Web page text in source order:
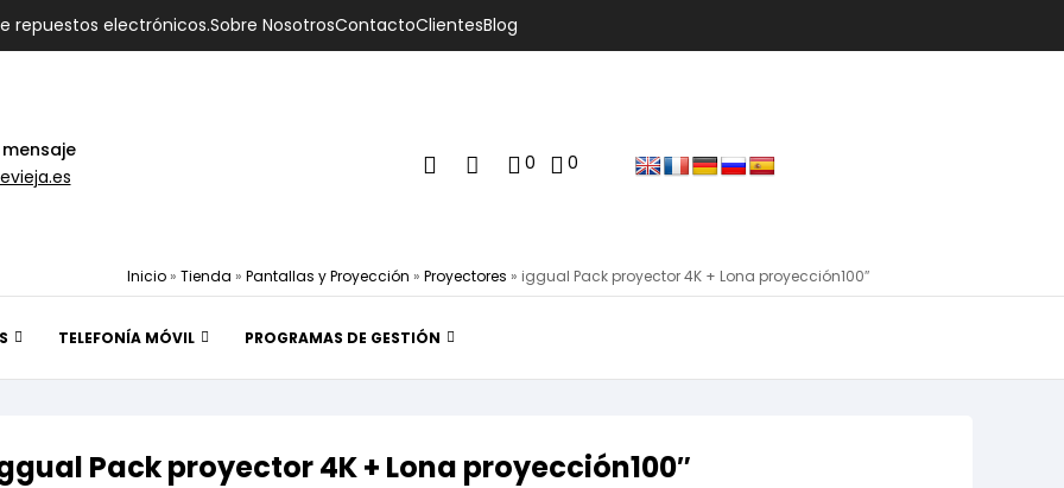
repuestos electrónicos.Sobre NosotrosContactoClientesBlog
0 0
Inicio » Tienda » Pantallas y Proyección » Proyectores » iggual Pack proyector 4K + Lona proyección100″
TELEFONÍA MÓVIL PROGRAMAS DE GESTIÓN
Pack proyector 4K + Lona proyección100″